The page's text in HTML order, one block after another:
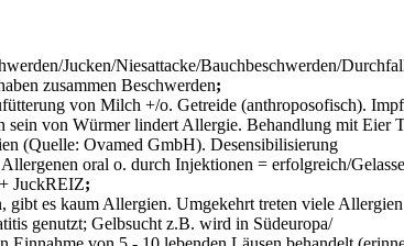
Jucken/Niesattacke/Bauchbeschwerden/
zusammen Beschwerden;
von Milch +/o. Getreide (anthroposofisch).
sein von Würmer lindert Allergie. Behandlung mit Eier
(Quelle: Ovamed GmbH). Desensibilisierung
oral o. durch Injektionen = erfolgreich/
JuckREIZ;
gibt es kaum Allergien. Umgekehrt treten viele
genutzt; Gelbsucht z.B. wird in Südeuropa/